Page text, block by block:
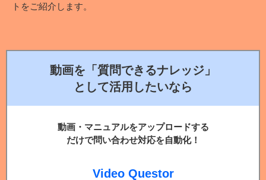
トをご紹介します。
動画を「質問できるナレッジ」
として活用したいなら
動画・マニュアルをアップロードする
だけで問い合わせ対応を自動化！
Video Questor